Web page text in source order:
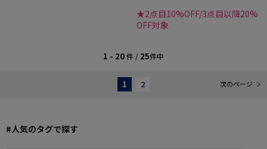
★2点目10%OFF/3点目以降20%
OFF対象
1 - 20件 / 25件中
1 2 次のページ
#人気のタグで探す